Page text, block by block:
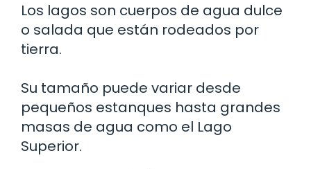
Los lagos son cuerpos de agua dulce
o salada que están rodeados por
tierra.
Su tamaño puede variar desde
pequeños estanques hasta grandes
masas de agua como el Lago
Superior.